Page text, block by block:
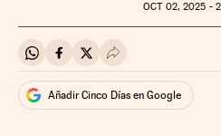
OCT02, 2025 -
Compartir en Whatsapp
Compartir en Facebook
Compartir en Twitter
Desplegar Redes
Añadir Cinco Días en Google